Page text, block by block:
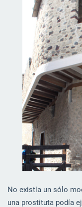
No existía un sólo
una prostituta podía